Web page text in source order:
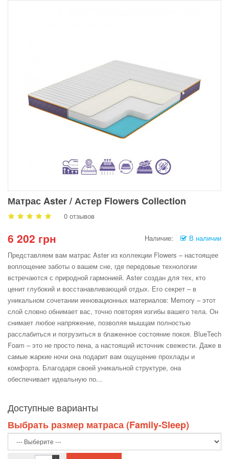
Матрас Aster / Астер Flowers Collection
0 отзывов
6 202 грн Наличие:
В наличии
Представляем вам матрас Aster из коллекции Flowers – настоящее
воплощение заботы о вашем сне, где передовые технологии
встречаются с природной гармонией. Aster создан для тех, кто
ценит глубокий и восстанавливающий отдых. Его секрет – в
уникальном сочетании инновационных материалов: Memory – этот
слой словно обнимает вас, точно повторяя изгибы вашего тела. Он
снимает любое напряжение, позволяя мышцам полностью
расслабиться и погрузиться в блаженное состояние покоя. BlueTech
Foam – это не просто пена, а настоящий источник свежести. Даже в
самые жаркие ночи она подарит вам ощущение прохлады и
комфорта. Благодаря своей уникальной структуре, она
обеспечивает идеальную по...
Доступные варианты
Выбрать размер матраса (Family-Sleep)